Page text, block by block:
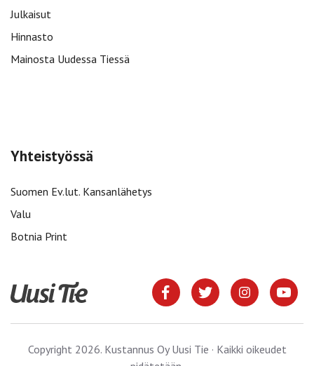
Julkaisut
Hinnasto
Mainosta Uudessa Tiessä
Yhteistyössä
Suomen Ev.lut. Kansanlähetys
Valu
Botnia Print
Copyright 2026. Kustannus Oy Uusi Tie · Kaikki oikeudet